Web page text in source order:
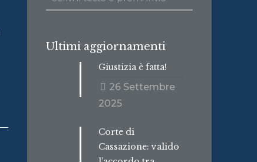
Ultimi aggiornamenti
Giustizia è fatta!
26 Settembre
2025
Corte di
Cassazione: valido